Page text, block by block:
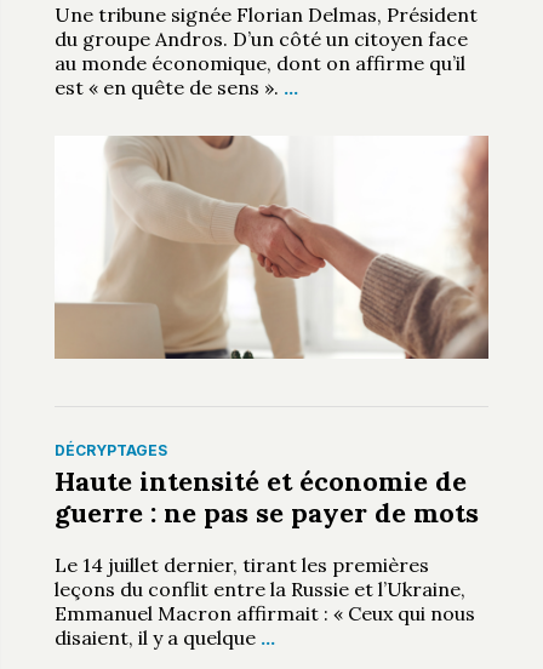
Une tribune signée Florian Delmas, Président
du groupe Andros. D’un côté un citoyen face
au monde économique, dont on affirme qu’il
est « en quête de sens ». …
DÉCRYPTAGES
Haute intensité et économie de
guerre : ne pas se payer de mots
Le 14 juillet dernier, tirant les premières
leçons du conflit entre la Russie et l’Ukraine,
Emmanuel Macron affirmait : « Ceux qui nous
disaient, il y a quelque …